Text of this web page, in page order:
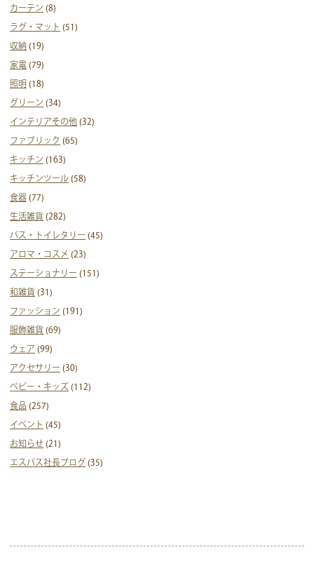
カーテン (8)
ラグ・マット (51)
収納 (19)
家電 (79)
照明 (18)
グリーン (34)
インテリアその他 (32)
ファブリック (65)
キッチン (163)
キッチンツール (58)
食器 (77)
生活雑貨 (282)
バス・トイレタリー (45)
アロマ・コスメ (23)
ステーショナリー (151)
和雑貨 (31)
ファッション (191)
服飾雑貨 (69)
ウェア (99)
アクセサリー (30)
ベビー・キッズ (112)
食品 (257)
イベント (45)
お知らせ (21)
エスパス社長ブログ (35)